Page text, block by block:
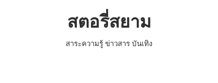
สตอรี่สยาม
สาระความรู้ ข่าวสาร บันเทิง